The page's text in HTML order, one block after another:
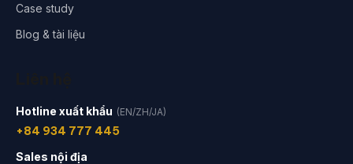
Case study
Blog & tài liệu
Hotline xuất khẩu (EN/ZH/JA)
+84 934 777 445
Sales nội địa